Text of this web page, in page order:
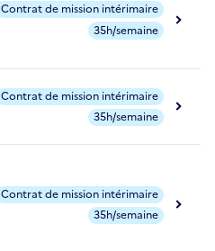
Contrat de mission intérimaire
35h/semaine
Contrat de mission intérimaire
35h/semaine
Contrat de mission intérimaire
35h/semaine